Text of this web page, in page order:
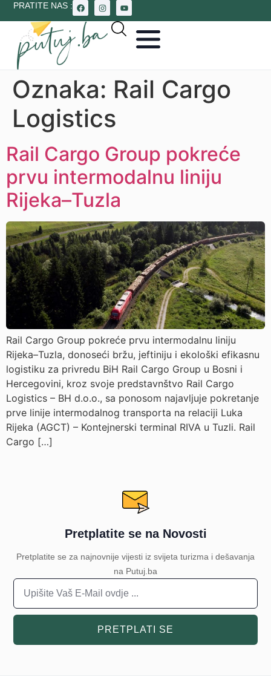
PRATITE NAS :
Oznaka: Rail Cargo
Logistics
Rail Cargo Group pokreće
prvu intermodalnu liniju
Rijeka–Tuzla
Rail Cargo Group pokreće prvu intermodalnu liniju
Rijeka–Tuzla, donoseći bržu, jeftiniju i ekološki efikasnu
logistiku za privredu BiH Rail Cargo Group u Bosni i
Hercegovini, kroz svoje predstavnštvo Rail Cargo
Logistics – BH d.o.o., sa ponosom najavljuje pokretanje
prve linije intermodalnog transporta na relaciji Luka
Rijeka (AGCT) – Kontejnerski terminal RIVA u Tuzli. Rail
Cargo […]
Pretplatite se na Novosti
Pretplatite se za najnovnije vijesti iz svijeta turizma i dešavanja
na Putuj.ba
PRETPLATI SE